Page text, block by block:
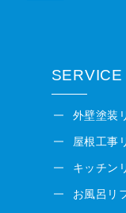
SERVICE
外壁塗装
屋根工事
キッチン
お風呂リ